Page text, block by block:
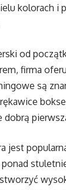
kolorach i
od
firma
są
jest